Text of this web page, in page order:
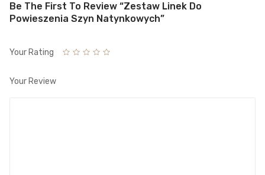
Be The First To Review “Zestaw Linek Do
Powieszenia Szyn Natynkowych”
Your Rating
Your Review